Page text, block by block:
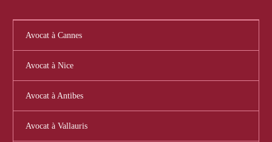
Avocat à Cannes
Avocat à Nice
Avocat à Antibes
Avocat à Vallauris